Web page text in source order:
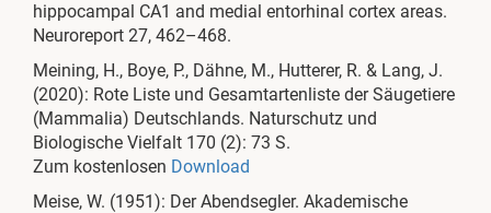
hippocampal CA1 and medial entorhinal cortex areas.
Neuroreport 27, 462–468.
Meining, H., Boye, P., Dähne, M., Hutterer, R. & Lang, J.
(2020): Rote Liste und Gesamtartenliste der Säugetiere
(Mammalia) Deutschlands. Naturschutz und
Biologische Vielfalt 170 (2): 73 S.
Zum kostenlosen Download
Meise, W. (1951): Der Abendsegler. Akademische